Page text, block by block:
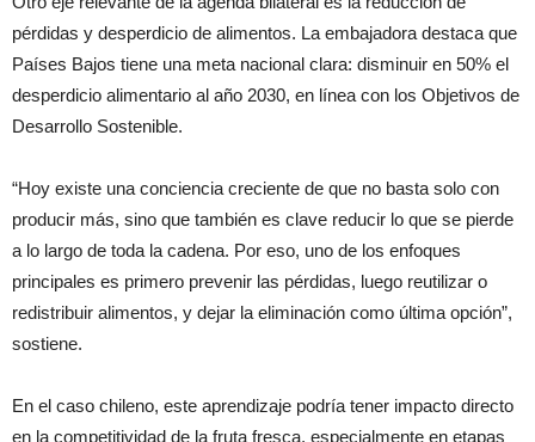
pérdidas y desperdicio de alimentos. La embajadora destaca que
Países Bajos tiene una meta nacional clara: disminuir en 50% el
desperdicio alimentario al año 2030, en línea con los Objetivos de
Desarrollo Sostenible.
“Hoy existe una conciencia creciente de que no basta solo con
producir más, sino que también es clave reducir lo que se pierde
a lo largo de toda la cadena. Por eso, uno de los enfoques
principales es primero prevenir las pérdidas, luego reutilizar o
redistribuir alimentos, y dejar la eliminación como última opción”,
sostiene.
En el caso chileno, este aprendizaje podría tener impacto directo
en la competitividad de la fruta fresca, especialmente en etapas